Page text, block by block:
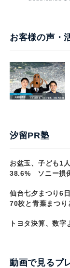
お客様の声・
汐留PR塾
お盆玉、子ども1
38.6% ソニー損
仙台七夕まつり6
70枚と青葉まつり
トヨタ決算、数字
動画で見るプ